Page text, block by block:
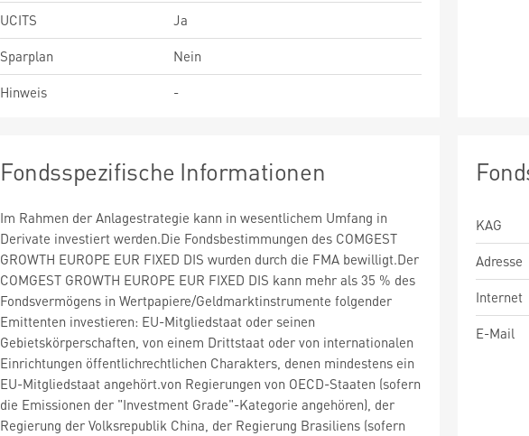
UCITS
Ja
Sparplan
Nein
Hinweis
-
Fondsspezifische Informationen
Im Rahmen der Anlagestrategie kann in wesentlichem Umfang in
Derivate investiert werden.Die Fondsbestimmungen des COMGEST
GROWTH EUROPE EUR FIXED DIS wurden durch die FMA bewilligt.Der
COMGEST GROWTH EUROPE EUR FIXED DIS kann mehr als 35 % des
Fondsvermögens in Wertpapiere/Geldmarktinstrumente folgender
Emittenten investieren: EU-Mitgliedstaat oder seinen
Gebietskörperschaften, von einem Drittstaat oder von internationalen
Einrichtungen öffentlichrechtlichen Charakters, denen mindestens ein
EU-Mitgliedstaat angehört.von Regierungen von OECD-Staaten (sofern
die Emissionen der "Investment Grade"-Kategorie angehören), der
Regierung der Volksrepublik China, der Regierung Brasiliens (sofern
KAG
Adresse
Internet
E-Mail